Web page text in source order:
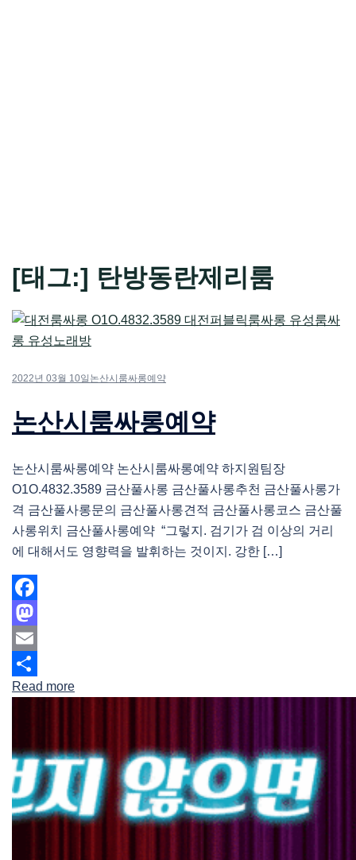
[태그:] 탄방동란제리룸
2022년 03월 10일 논산시룸싸롱예약
논산시룸싸롱예약
논산시룸싸롱예약 논산시룸싸롱예약 하지원팀장
O1O.4832.3589 금산풀사롱 금산풀사롱추천 금산풀사롱가
격 금산풀사롱문의 금산풀사롱견적 금산풀사롱코스 금산풀
사롱위치 금산풀사롱예약 “그렇지. 검기가 검 이상의 거리
에 대해서도 영향력을 발휘하는 것이지. 강한 […]
Facebook
Mastodon
Email
Share
Read more